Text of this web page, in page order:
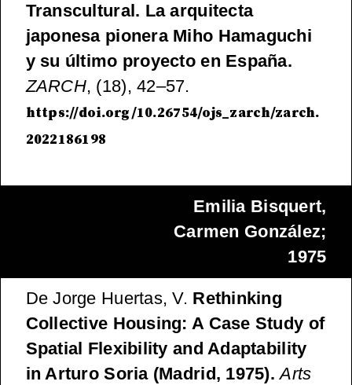
Transcultural. La arquitecta
japonesa pionera Miho Hamaguchi
y su último proyecto en España.
ZARCH, (18), 42–57.
https://doi.org/10.26754/ojs_zarch/zarch.
2022186198
Emilia Bisquert,
Carmen González;
1975
De Jorge Huertas, V. Rethinking
Collective Housing: A Case Study of
Spatial Flexibility and Adaptability
in Arturo Soria (Madrid, 1975). Arts